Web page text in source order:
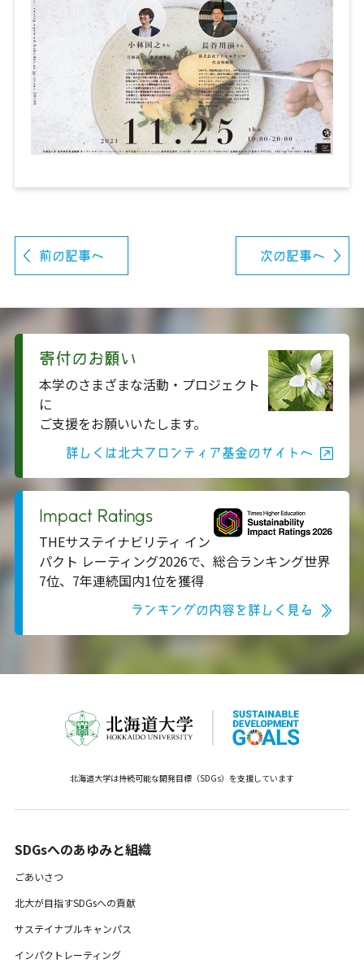
前の記事へ 次の記事へ
寄付のお願い
本学のさまざまな活動・プロジェクト
に
ご支援をお願いいたします。
詳しくは北大フロンティア基金のサイトへ
Impact Ratings
THEサステイナビリティ イン
パクト レーティング2026で、総合ランキング世界
7位、7年連続国内1位を獲得
ランキングの内容を詳しく見る
北海道大学は持続可能な開発目標（SDGs）を支援しています
SDGsへのあゆみと組織 ​
ごあいさつ
北大が目指すSDGsへの貢献
サステイナブルキャンパス
インパクトレーティング